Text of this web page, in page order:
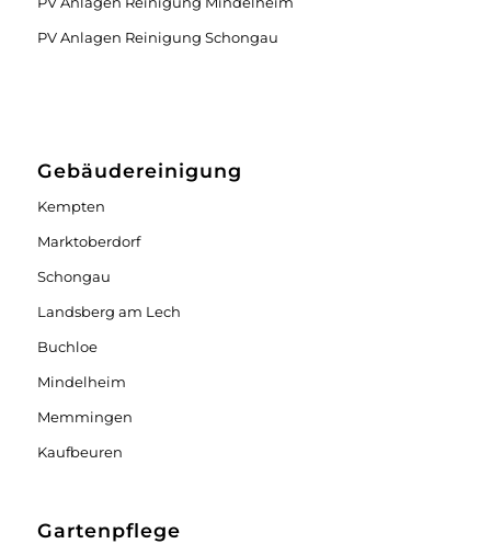
PV Anlagen Reinigung Schongau
Gebäudereinigung
Kempten
Marktoberdorf
Schongau
Landsberg am Lech
Buchloe
Mindelheim
Memmingen
Kaufbeuren
Gartenpflege